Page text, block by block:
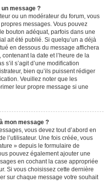
message ?
ou un modérateur du forum, vous
messages. Vous pouvez
bouton adéquat, parfois dans une
ait été publié. Si quelqu’un a déjà
en dessous du message affichera
la date et l’heure de la
s’il s’agit d’une modification
bien qu’ils puissent rédiger
Veuillez noter que les
leur propre message si une
mon message ?
vous devez tout d’abord en
l’utilisateur. Une fois créée, vous
» depuis le formulaire de
pouvez également ajouter une
en cochant la case appropriée
Si vous choisissez cette dernière
sur chaque message votre souhait